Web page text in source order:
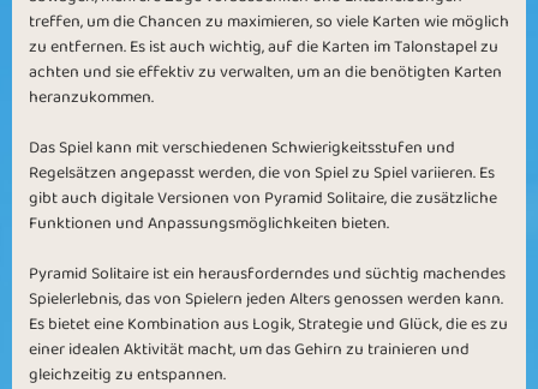
treffen, um die Chancen zu maximieren, so viele Karten wie möglich
zu entfernen. Es ist auch wichtig, auf die Karten im Talonstapel zu
achten und sie effektiv zu verwalten, um an die benötigten Karten
heranzukommen.
Das Spiel kann mit verschiedenen Schwierigkeitsstufen und
Regelsätzen angepasst werden, die von Spiel zu Spiel variieren. Es
gibt auch digitale Versionen von Pyramid Solitaire, die zusätzliche
Funktionen und Anpassungsmöglichkeiten bieten.
Pyramid Solitaire ist ein herausforderndes und süchtig machendes
Spielerlebnis, das von Spielern jeden Alters genossen werden kann.
Es bietet eine Kombination aus Logik, Strategie und Glück, die es zu
einer idealen Aktivität macht, um das Gehirn zu trainieren und
gleichzeitig zu entspannen.